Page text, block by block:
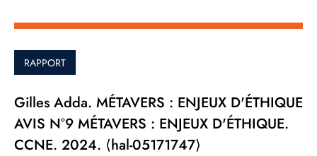
RAPPORT
Gilles Adda. MÉTAVERS : ENJEUX D'ÉTHIQUE
AVIS N°9 MÉTAVERS : ENJEUX D'ÉTHIQUE.
CCNE. 2024. ⟨hal-05171747⟩